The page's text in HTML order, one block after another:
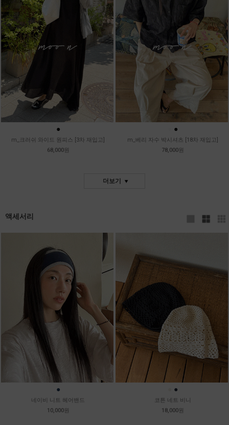
●
m_크러쉬 와이드 원피스 [3차 재입고]
68,000원
●
m_베리 자수 박시셔츠 [18차 재입고]
78,000원
더보기
액세서리
●
네이비 니트 헤어밴드
10,000원
●
코튼 네트 비니
18,000원